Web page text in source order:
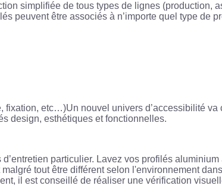
simplifiée de tous types de lignes (production,
peuvent être associés à n’importe quel type de
etc…)Un nouvel univers d’accessibilité
design, esthétiques et fonctionnelles.
particulier. Lavez vos profilés
tout être différent selon l'environnement
il est conseillé de réaliser une vérification